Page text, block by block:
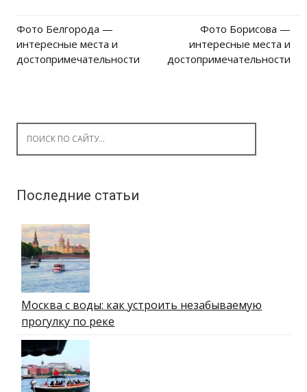
Post navigation
Фото Белгорода —
интересные места и
достопримечательности
Фото Борисова —
интересные места и
достопримечательности
Последние статьи
Москва с воды: как устроить незабываемую
прогулку по реке